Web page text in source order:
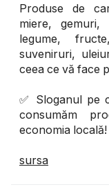
Produse de
miere,
legume,
suveniruri,
ceea ce vă face
✅ Sloganul pe
consumăm
economia locală!
sursa